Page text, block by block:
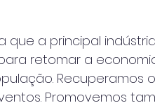
que a principal
retomar a
Recuperamos
Promovemos